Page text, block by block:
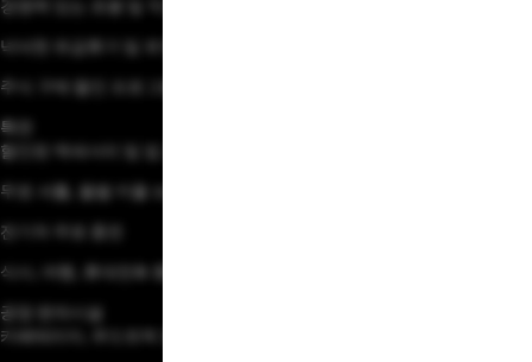
경쟁력 있는 초봉 및 직장 연금(401(k) match)
넉넉한 유급휴가 및 유연한 일정관리
주식 구매 할인 프로그램
특전
할인된 액세서리 및 업그레이드
무료 셔틀, 월별 카풀 보조금 및 자전거 출근 어닝 프로그램
전기차 무료 충전
식사, 여행, 휴대전화 통신비, 피트니스 등에 대한 할인
공장 편의시설
카페테리아, 푸드트럭 및 야외 테라스